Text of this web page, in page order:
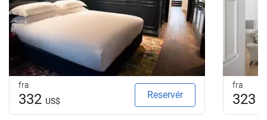
fra
332 US$
Reservér
fra
323